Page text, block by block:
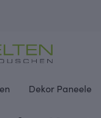
Dekor Paneele